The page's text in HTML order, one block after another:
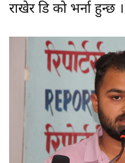
राखेर डि को भर्ना हुन्छ